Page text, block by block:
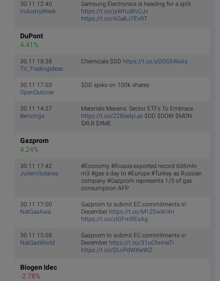
30.11 12:40
IndustryWeek
Samsung Electronics is heading for a split
https://t.co/jsWhuWvCJv
https://t.co/AGa6J7Ev9T
DuPont
4.41%
30.11 18:38
TV_TradingIdeas
Chemicals $DD https://t.co/pDO554kiAs
30.11 17:03
OpenOutcrier
$DD spike on 100k shares
30.11 14:37
Benzinga
Materials Mavens: Sector ETFs To Embrace
https://t.co/Z2BIadyLas $DD $DOW $MON
$XLB $XME
Gazprom
4.24%
30.11 17:42
JulienViolanes
#Economy #Russia exported record 606mln
m3 #gas a day to #Europe #Turkey as Russian
company #Gazprom represents 1/3 of gas
consumption AFP
30.11 17:00
NatGasAsia
Gazprom to submit EC commitments in
December https://t.co/M1Z5wiKI4n
https://t.co/zIGFmREsAg
30.11 15:08
NatGasWorld
Gazprom to submit EC commitments in
December https://t.co/31uChnHaTi
https://t.co/DLoPdWXwWZ
Biogen Idec
-2.78%